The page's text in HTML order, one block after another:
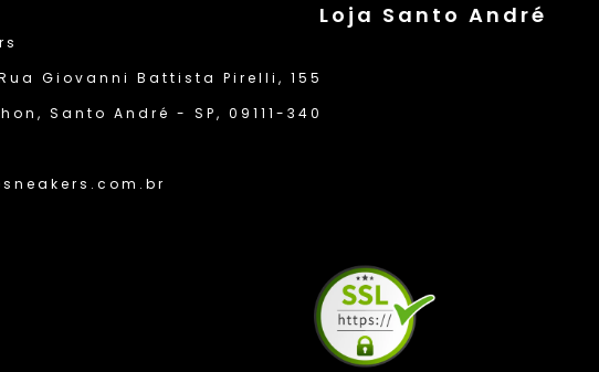
Loja Santo André
Giovanni Battista Pirelli, 155
Santo André - SP, 09111-340